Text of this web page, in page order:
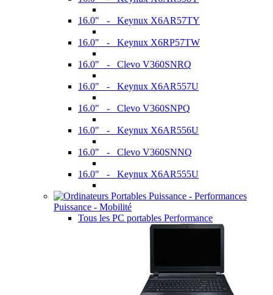
16.0" - Keynux X6AR57TY
16.0" - Keynux X6RP57TW
16.0" - Clevo V360SNRQ
16.0" - Keynux X6AR557U
16.0" - Clevo V360SNPQ
16.0" - Keynux X6AR556U
16.0" - Clevo V360SNNQ
16.0" - Keynux X6AR555U
Puissance - Mobilité
Tous les PC portables Performance